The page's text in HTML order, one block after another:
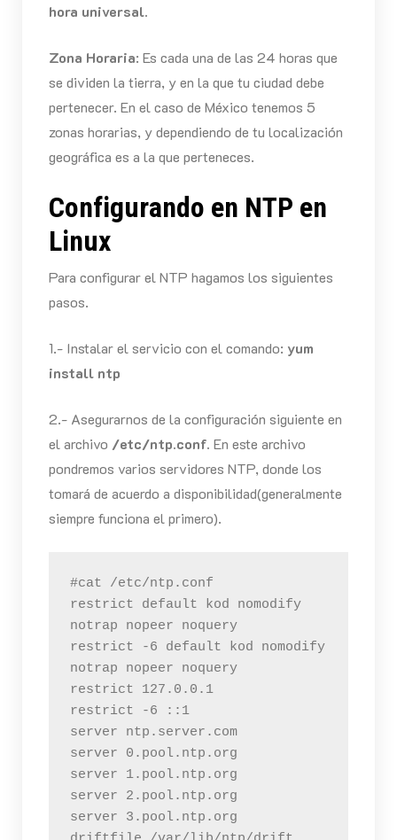
hora universal.
Zona Horaria: Es cada una de las 24 horas que
se dividen la tierra, y en la que tu ciudad debe
pertenecer. En el caso de México tenemos 5
zonas horarias, y dependiendo de tu localización
geográfica es a la que perteneces.
Configurando en NTP en
Linux
Para configurar el NTP hagamos los siguientes
pasos.
1.- Instalar el servicio con el comando: yum
install ntp
2.- Asegurarnos de la configuración siguiente en
el archivo /etc/ntp.conf. En este archivo
pondremos varios servidores NTP, donde los
tomará de acuerdo a disponibilidad(generalmente
siempre funciona el primero).
#cat /etc/ntp.conf
restrict default kod nomodify
notrap nopeer noquery
restrict -6 default kod nomodify
notrap nopeer noquery
restrict 127.0.0.1
restrict -6 ::1
server ntp.server.com
server 0.pool.ntp.org
server 1.pool.ntp.org
server 2.pool.ntp.org
server 3.pool.ntp.org